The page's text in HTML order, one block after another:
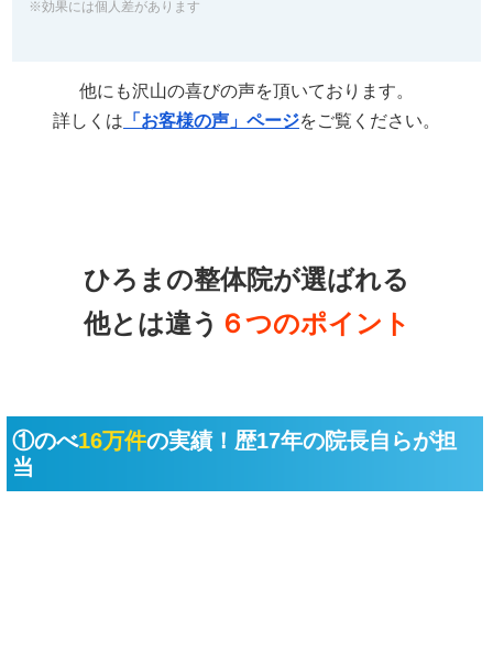
※効果には個人差があります
他にも沢山の喜びの声を頂いております。
詳しくは 「お客様の声」ページをご覧ください。
ひろまの整体院が選ばれる
他とは違う ６つのポイント
①のべ16万件の実績！歴17年の院長自らが担
当